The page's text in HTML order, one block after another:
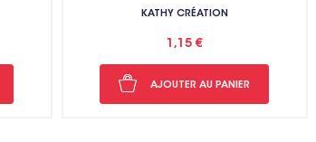
KATHY CRÉATION
1,15 €
AJOUTER AU PANIER